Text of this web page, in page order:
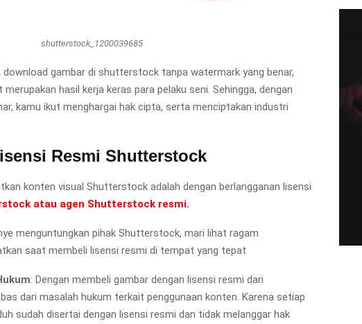
shutterstock_1200039685
gambar di shutterstock tanpa watermark yang benar,
hasil kerja keras para pelaku seni. Sehingga, dengan
kamu ikut menghargai hak cipta, serta menciptakan industri
Resmi Shutterstock
konten visual Shutterstock adalah dengan berlangganan lisensi
atau agen Shutterstock resmi.
menguntungkan pihak Shutterstock, mari lihat ragam
saat membeli lisensi resmi di tempat yang tepat
: Dengan membeli gambar dengan lisensi resmi dari
dari masalah hukum terkait penggunaan konten. Karena setiap
sudah disertai dengan lisensi resmi dan tidak melanggar hak